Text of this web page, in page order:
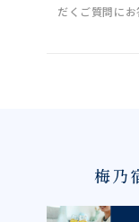
だくご質問にお
梅乃